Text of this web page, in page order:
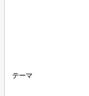
テーマ